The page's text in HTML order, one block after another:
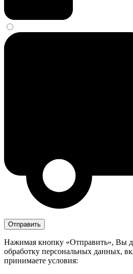
Нажимая кнопку «Отправить», Вы
обработку персональных данных,
принимаете условия: